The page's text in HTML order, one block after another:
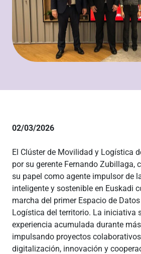
02/03/2026
El Clúster de Movilidad y Logística
por su gerente Fernando Zubillaga,
su papel como agente impulsor de
inteligente y sostenible en Euskadi
marcha del primer Espacio de
Logística del territorio. La iniciativa
experiencia acumulada durante
impulsando proyectos
digitalización, innovación y